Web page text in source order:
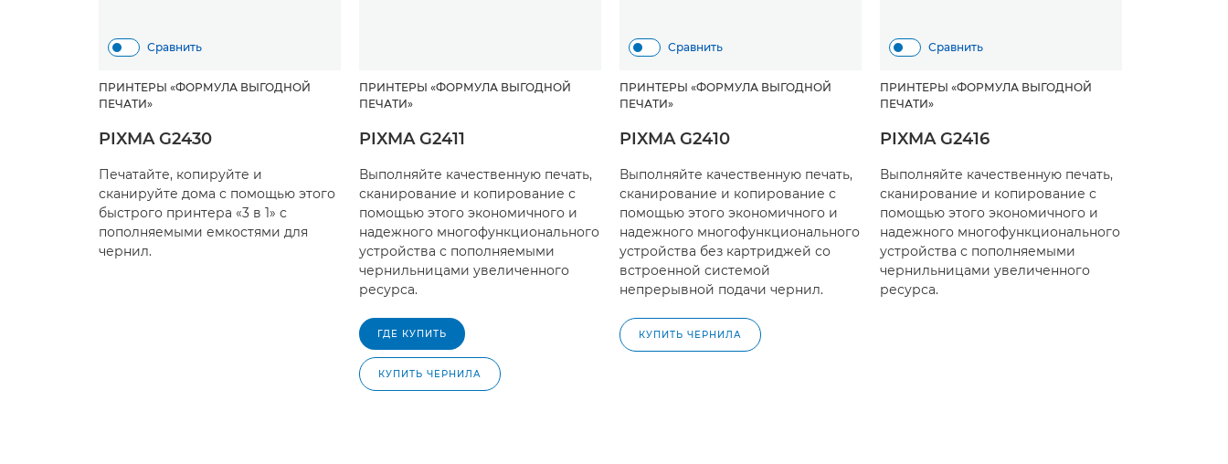
Сравнить
ПРИНТЕРЫ «ФОРМУЛА ВЫГОДНОЙ
ПЕЧАТИ»
PIXMA G2430
Печатайте, копируйте и
сканируйте дома с помощью этого
быстрого принтера «3 в 1» с
пополняемыми емкостями для
чернил.
ПРИНТЕРЫ «ФОРМУЛА ВЫГОДНОЙ
ПЕЧАТИ»
PIXMA G2411
Выполняйте качественную печать,
сканирование и копирование с
помощью этого экономичного и
надежного многофункционального
устройства с пополняемыми
чернильницами увеличенного
ресурса.
ГДЕ КУПИТЬ
КУПИТЬ ЧЕРНИЛА
Сравнить
ПРИНТЕРЫ «ФОРМУЛА ВЫГОДНОЙ
ПЕЧАТИ»
PIXMA G2410
Выполняйте качественную печать,
сканирование и копирование с
помощью этого экономичного и
надежного многофункционального
устройства без картриджей со
встроенной системой
непрерывной подачи чернил.
КУПИТЬ ЧЕРНИЛА
Сравнить
ПРИНТЕРЫ «ФОРМУЛА ВЫГОДНОЙ
ПЕЧАТИ»
PIXMA G2416
Выполняйте качественную печать,
сканирование и копирование с
помощью этого экономичного и
надежного многофункционального
устройства с пополняемыми
чернильницами увеличенного
ресурса.